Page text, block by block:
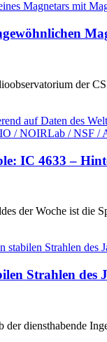
der
IC 4633 –
der Woche ist die
Strahlen des
diensthabende